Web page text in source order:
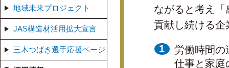
地域未来プロジェクト
JAS構造材活用拡大宣言
三木つばき選手応援ページ
ながると考え
貢献し続ける
労働時間の
仕事と家庭